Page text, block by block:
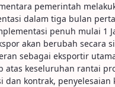
pemerintah
dalam tiga bulan
penuh mulai 1
akan berubah secara
sebagai eksportir
atas keseluruhan rantai
dan kontrak, penyelesaian